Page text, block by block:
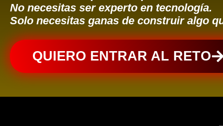
No necesitas ser experto en tecnología.
Solo necesitas ganas de construir algo
QUIERO ENTRAR AL RETO